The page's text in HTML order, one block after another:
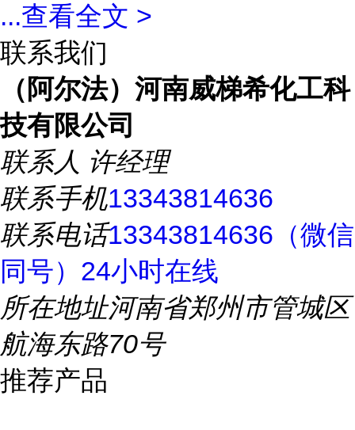
...查看全文 >
联系我们
（阿尔法）河南威梯希化工科
技有限公司
联系人 许经理
联系手机13343814636
联系电话13343814636（微信
同号）24小时在线
所在地址河南省郑州市管城区
航海东路70号
推荐产品